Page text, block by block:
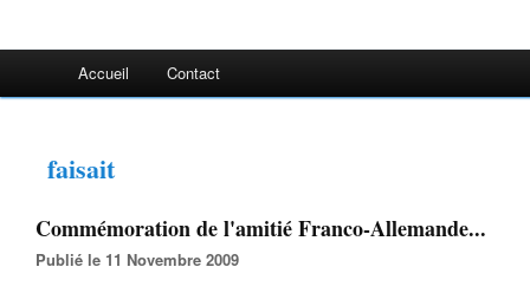
Accueil Contact
faisait
Commémoration de l'amitié Franco-Allemande...
Publié le 11 Novembre 2009